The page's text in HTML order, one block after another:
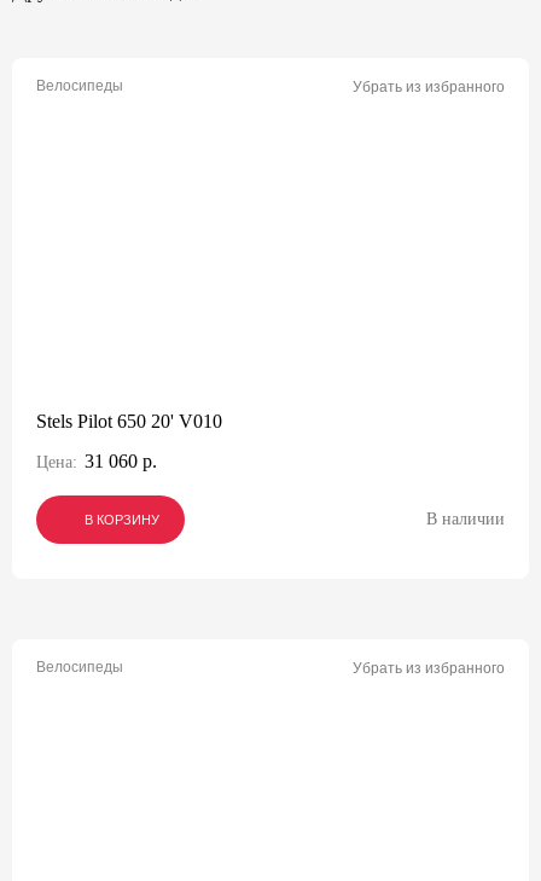
Велосипеды Убрать из избранного
Stels Pilot 650 20' V010
Цена: 31 060 р.
В КОРЗИНУ
В КОРЗИНУ
В КОРЗИНУ В наличии
Велосипеды Убрать из избранного